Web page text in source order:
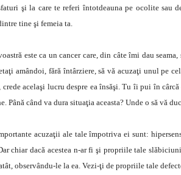
şi la care te referi întotdeauna pe ocolite sau
tine şi femeia ta.
este ca un cancer care, din câte îmi dau
amândoi, fără întârziere, să vă acuzaţi unul pe
crede acelaşi lucru despre ea însăşi. Tu îi pui în
Până când va dura situaţia aceasta? Unde o să vă
acuzaţii ale tale împotriva ei sunt:
chiar dacă acestea n-ar fi şi propriile tale
observându-le la ea. Vezi-ţi de propriile tale